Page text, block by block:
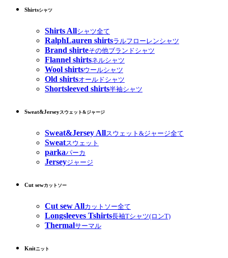
Shirtsシャツ
Shirts Allシャツ全て
RalphLauren shirtsラルフローレンシャツ
Brand shirteその他ブランドシャツ
Flannel shirtsネルシャツ
Wool shirtsウールシャツ
Old shirtsオールドシャツ
Shortsleeved shirts半袖シャツ
Sweat&Jerseyスウェット&ジャージ
Sweat&Jersey Allスウェット&ジャージ全て
Sweatスウェット
parkaパーカ
Jerseyジャージ
Cut sewカットソー
Cut sew Allカットソー全て
Longsleeves Tshirts長袖Tシャツ(ロンT)
Thermalサーマル
Knitニット